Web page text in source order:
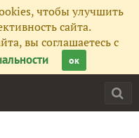
чтобы улучшить
сайта.
вы соглашаетесь с
ок
2